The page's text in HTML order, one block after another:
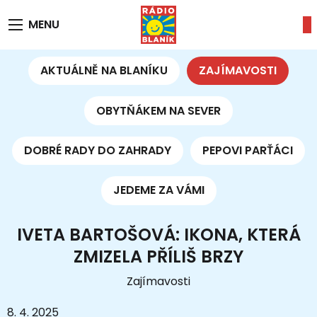
MENU
AKTUÁLNĚ NA BLANÍKU ZAJÍMAVOSTI
OBYTŇÁKEM NA SEVER
DOBRÉ RADY DO ZAHRADY PEPOVI PARŤÁCI
JEDEME ZA VÁMI
IVETA BARTOŠOVÁ: IKONA, KTERÁ
ZMIZELA PŘÍLIŠ BRZY
Zajímavosti
8. 4. 2025